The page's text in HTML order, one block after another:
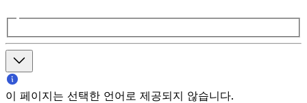
이 페이지는 선택한 언어로 제공되지 않습니다.